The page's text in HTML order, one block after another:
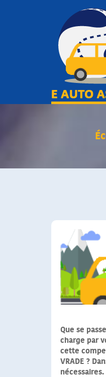
Que se
charge par
cette
VRADE ?
nécessaires.